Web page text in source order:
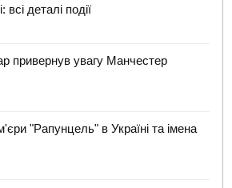
всі деталі події
привернув увагу Манчестер
"Рапунцель" в Україні та імена